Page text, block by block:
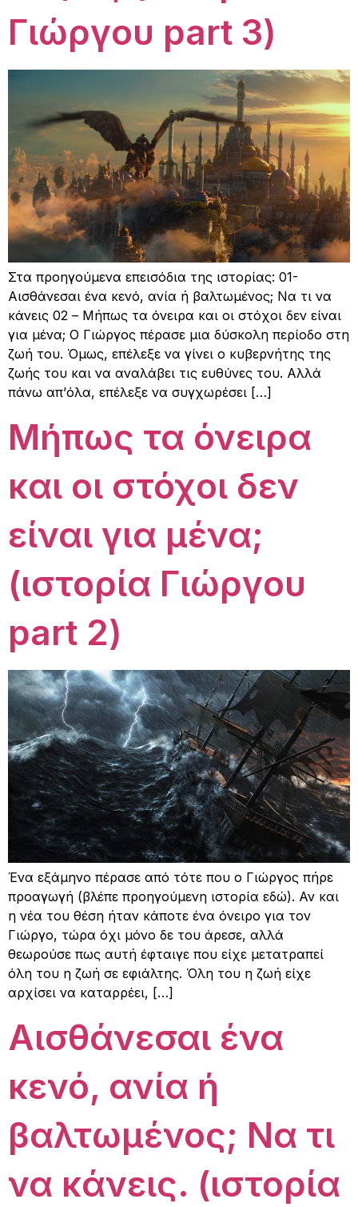
Γιώργου part 3)
Στα προηγούμενα επεισόδια της ιστορίας: 01-
Αισθάνεσαι ένα κενό, ανία ή βαλτωμένος; Να τι να
κάνεις 02 – Μήπως τα όνειρα και οι στόχοι δεν είναι
για μένα; Ο Γιώργος πέρασε μια δύσκολη περίοδο στη
ζωή του. Όμως, επέλεξε να γίνει ο κυβερνήτης της
ζωής του και να αναλάβει τις ευθύνες του. Αλλά
πάνω απ’όλα, επέλεξε να συγχωρέσει […]
Μήπως τα όνειρα
και οι στόχοι δεν
είναι για μένα;
(ιστορία Γιώργου
part 2)
Ένα εξάμηνο πέρασε από τότε που ο Γιώργος πήρε
προαγωγή (βλέπε προηγούμενη ιστορία εδώ). Αν και
η νέα του θέση ήταν κάποτε ένα όνειρο για τον
Γιώργο, τώρα όχι μόνο δε του άρεσε, αλλά
θεωρούσε πως αυτή έφταιγε που είχε μετατραπεί
όλη του η ζωή σε εφιάλτης. Όλη του η ζωή είχε
αρχίσει να καταρρέει, […]
Αισθάνεσαι ένα
κενό, ανία ή
βαλτωμένος; Να τι
να κάνεις. (ιστορία